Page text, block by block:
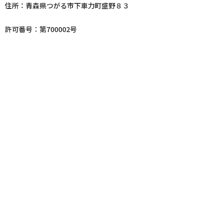
住所：青森県つがる市下車力町盛野８３
許可番号：第700002号